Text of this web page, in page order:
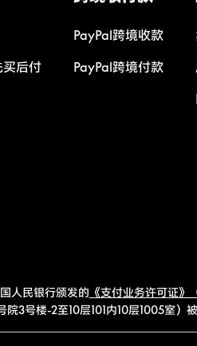
买后付
PayPal跨境收款
PayPal跨境付款
人民银行颁发的 《支付业务许可证》
3号楼-2至10层101内10层1005室）